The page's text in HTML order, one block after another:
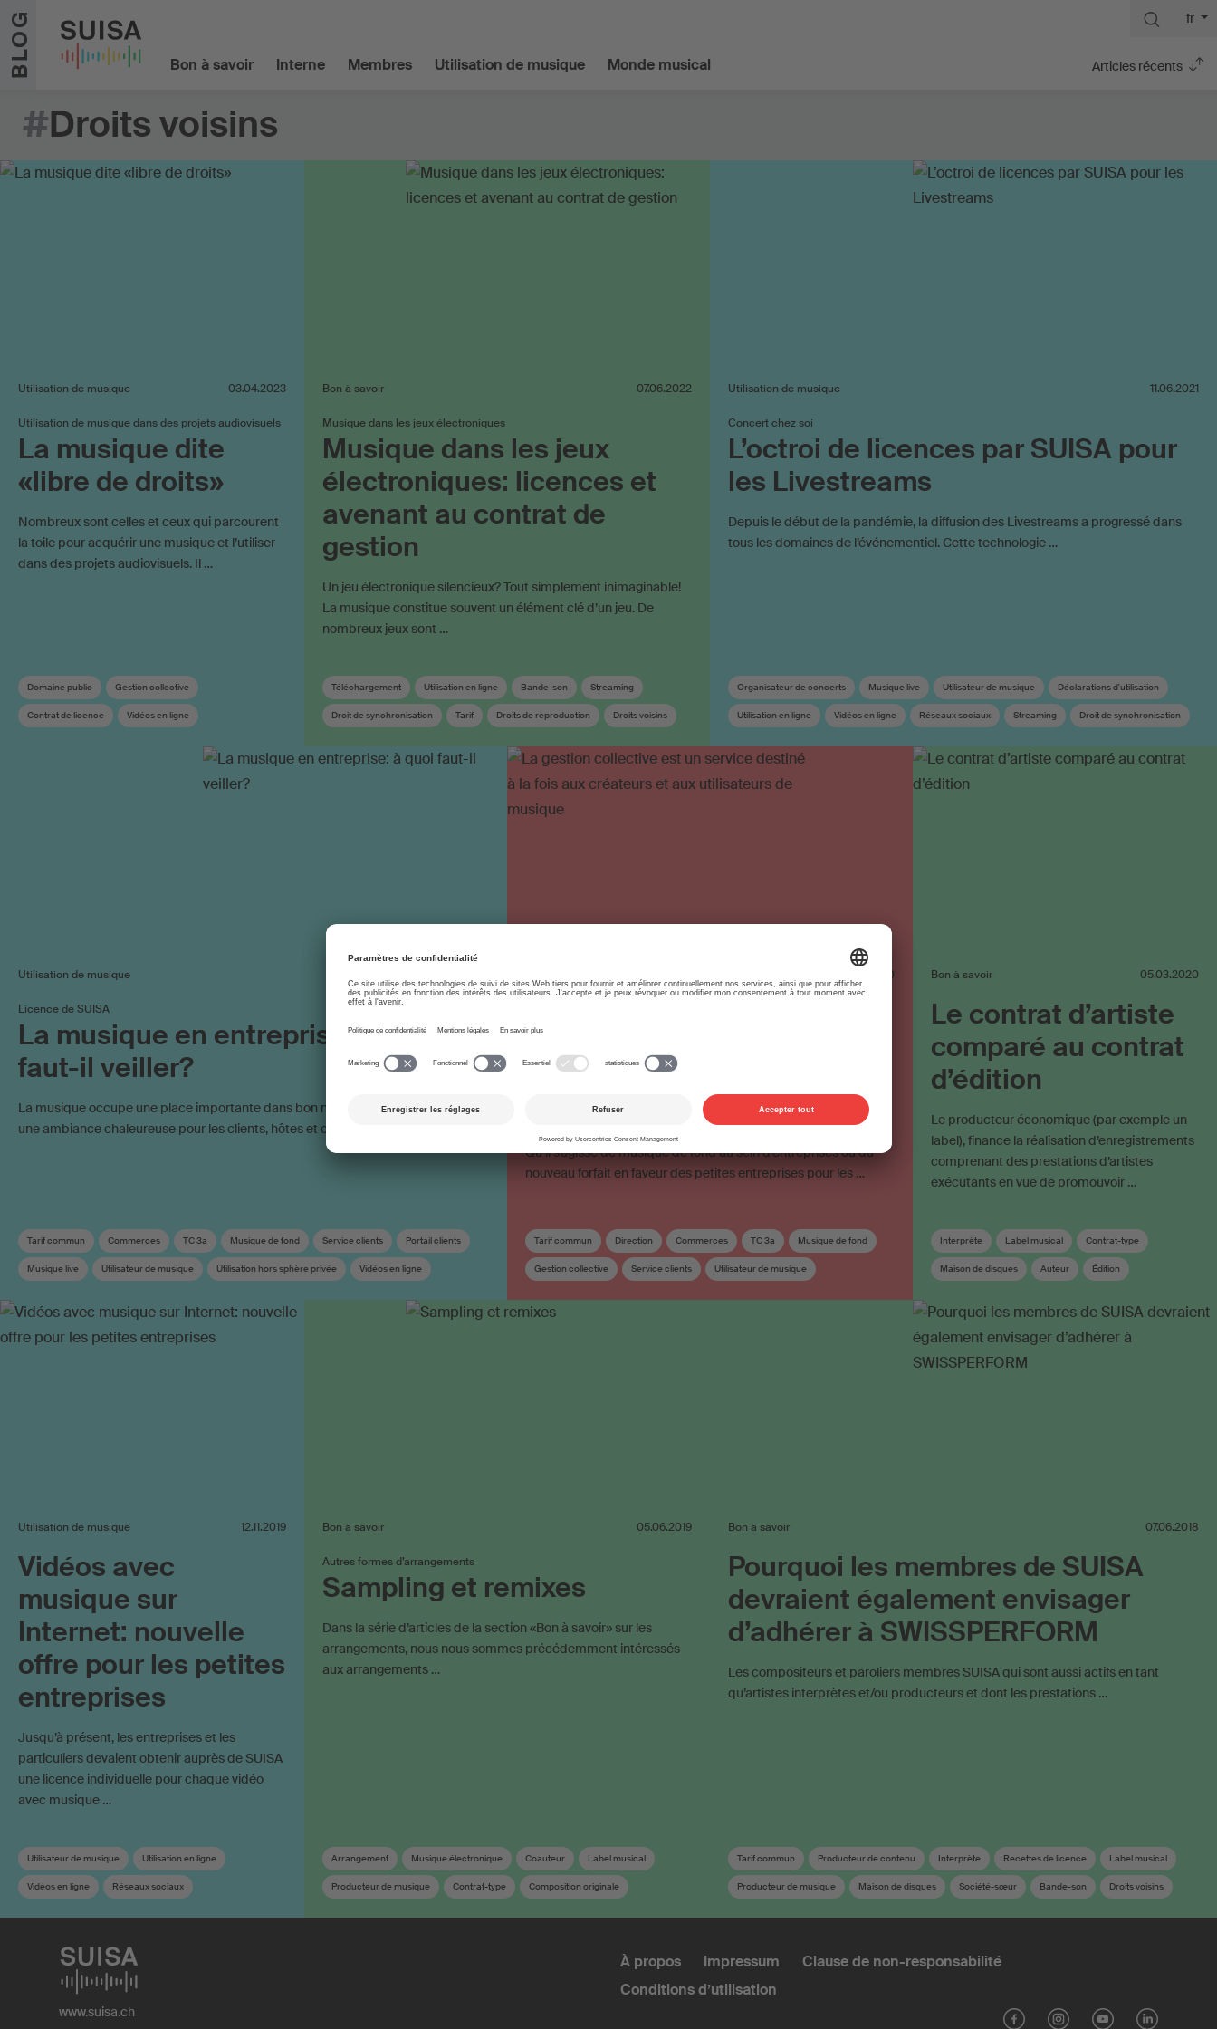
Aller au contenu
BLOG Bon à savoir Interne Membres Utilisation de musique Monde musical
fr
Articles récents
#Droits voisins
Utilisation de musique 03.04.2023
Utilisation de musique dans des projets audiovisuels
La musique dite
«libre de droits»
Nombreux sont celles et ceux qui parcourent
la toile pour acquérir une musique et l’utiliser
dans des projets audiovisuels. Il …
Domaine public Gestion collective
Contrat de licence Vidéos en ligne
Bon à savoir 07.06.2022
Musique dans les jeux électroniques
Musique dans les jeux
électroniques: licences et
avenant au contrat de
gestion
Un jeu électronique silencieux? Tout simplement inimaginable!
La musique constitue souvent un élément clé d’un jeu. De
nombreux jeux sont …
Téléchargement Utilisation en ligne Bande-son Streaming
Droit de synchronisation Tarif Droits de reproduction Droits voisins
Utilisation de musique 11.06.2021
Concert chez soi
L’octroi de licences par SUISA pour
les Livestreams
Depuis le début de la pandémie, la diffusion des Livestreams a progressé dans
tous les domaines de l’événementiel. Cette technologie …
Organisateur de concerts Musique live Utilisateur de musique Déclarations d'utilisation
Utilisation en ligne Vidéos en ligne Réseaux sociaux Streaming Droit de synchronisation
Utilisation de musique
Licence de SUISA
La musique en entreprise: à quoi
faut-il veiller?
La musique occupe une place importante dans bon nombre d’entreprises, créant
une ambiance chaleureuse pour les clients, hôtes et collaborateurs. …
Tarif commun Commerces TC 3a Musique de fond Service clients Portail clients
Musique live Utilisateur de musique Utilisation hors sphère privée Vidéos en ligne
10.03.2020
service destiné à la fois aux
créateurs et aux utilisateurs
de musique
Qu’il s’agisse de musique de fond au sein d’entreprises ou du
nouveau forfait en faveur des petites entreprises pour les …
Tarif commun Direction Commerces TC 3a Musique de fond
Gestion collective Service clients Utilisateur de musique
Bon à savoir 05.03.2020
Le contrat d’artiste
comparé au contrat
d’édition
Le producteur économique (par exemple un
label), finance la réalisation d’enregistrements
comprenant des prestations d’artistes
exécutants en vue de promouvoir …
Interprète Label musical Contrat-type
Maison de disques Auteur Édition
Utilisation de musique 12.11.2019
Vidéos avec
musique sur
Internet: nouvelle
offre pour les petites
entreprises
Jusqu’à présent, les entreprises et les
particuliers devaient obtenir auprès de SUISA
une licence individuelle pour chaque vidéo
avec musique …
Utilisateur de musique Utilisation en ligne
Vidéos en ligne Réseaux sociaux
Bon à savoir 05.06.2019
Autres formes d’arrangements
Sampling et remixes
Dans la série d’articles de la section «Bon à savoir» sur les
arrangements, nous nous sommes précédemment intéressés
aux arrangements …
Arrangement Musique électronique Coauteur Label musical
Producteur de musique Contrat-type Composition originale
Bon à savoir 07.06.2018
Pourquoi les membres de SUISA
devraient également envisager
d’adhérer à SWISSPERFORM
Les compositeurs et paroliers membres SUISA qui sont aussi actifs en tant
qu’artistes interprètes et/ou producteurs et dont les prestations …
Tarif commun Producteur de contenu Interprète Recettes de licence Label musical
Producteur de musique Maison de disques Société-sœur Bande-son Droits voisins
www.suisa.ch
À propos Impressum
Clause de non-responsabilité
Conditions d’utilisation